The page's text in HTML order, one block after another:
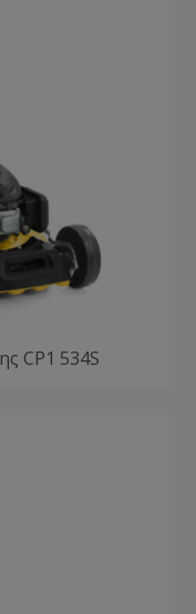
CP1 534S